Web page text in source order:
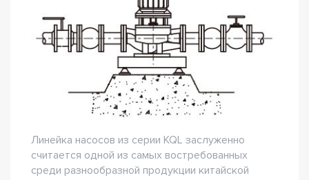
Линейка насосов из серии KQL заслуженно
считается одной из самых востребованных
среди разнообразной продукции китайской